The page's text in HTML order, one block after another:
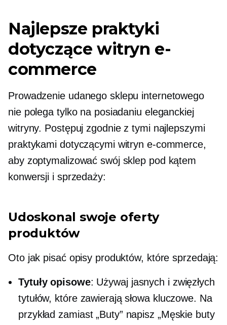
Najlepsze praktyki
dotyczące witryn e-
commerce
Prowadzenie udanego sklepu internetowego
nie polega tylko na posiadaniu eleganckiej
witryny. Postępuj zgodnie z tymi najlepszymi
praktykami dotyczącymi witryn e-commerce,
aby zoptymalizować swój sklep pod kątem
konwersji i sprzedaży:
Udoskonal swoje oferty
produktów
Oto jak pisać opisy produktów, które sprzedają:
Tytuły opisowe: Używaj jasnych i zwięzłych
tytułów, które zawierają słowa kluczowe. Na
przykład zamiast „Buty” napisz „Męskie buty